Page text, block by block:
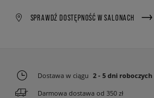
SPRAWDŹ DOSTĘPNOŚĆ W SALONACH
Dostawa w ciągu 2 - 5 dni roboczych
Darmowa dostawa od 350 zł